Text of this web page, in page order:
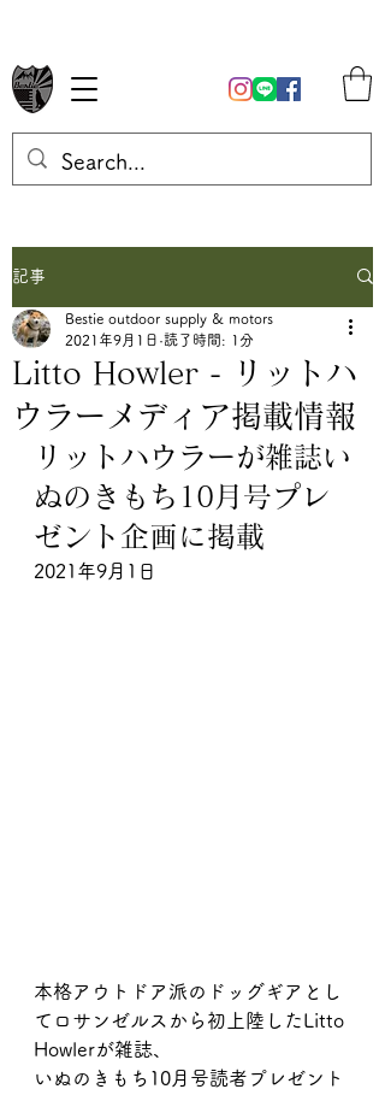
記事
Litto Howler - リットハ
ウラーメディア掲載情報
Bestie outdoor supply & motors
2021年9月1日 読了時間: 1分
リットハウラーが雑誌い
ぬのきもち10月号プレ
ゼント企画に掲載
2021年9月1日
本格アウトドア派のドッグギアとし
てロサンゼルスから初上陸したLitto
Howlerが雑誌、
いぬのきもち10月号読者プレゼント